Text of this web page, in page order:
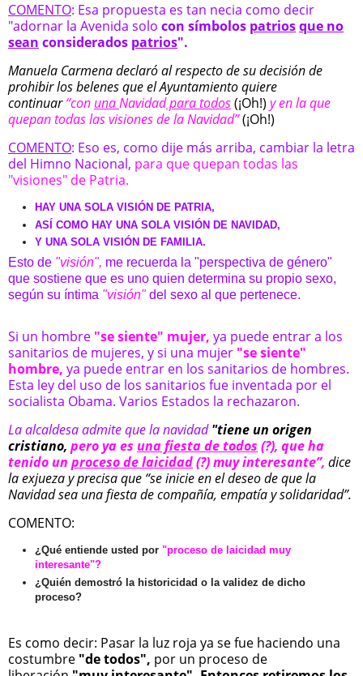
COMENTO: Esa propuesta es tan necia como decir
"adornar la Avenida solo con símbolos patriosque no
sean considerados patrios".
Manuela Carmena declaró al respecto de su decisión de
prohibir los belenes que el Ayuntamiento quiere
continuar“con unaNavidadpara todos(¡Oh!) y en la que
quepan todas las visiones de la Navidad”(¡Oh!)
COMENTO: Eso es, como dije más arriba, cambiar la letra
del Himno Nacional, para que quepan todas las
"visiones" de Patria.
HAY UNA SOLA VISIÓN DE PATRIA,
ASÍ COMO HAY UNA SOLA VISIÓN DE NAVIDAD,
Y UNA SOLA VISIÓN DE FAMILIA.
Esto de "visión", me recuerda la "perspectiva de género"
que sostiene que es uno quien determina su propio sexo,
según su íntima "visión"del sexo al que pertenece.
Si un hombre "se siente" mujer, ya puede entrar a los
sanitarios de mujeres, y si una mujer "se siente"
hombre, ya puede entrar en los sanitarios de hombres.
Esta ley del uso de los sanitarios fue inventada por el
socialista Obama. Varios Estados la rechazaron.
La alcaldesa admite que la navidad"tiene un origen
cristiano, pero ya es una fiesta de todos (?), que ha
tenido un proceso de laicidad(?) muy interesante”, dice
la exjueza y precisa que “se inicie en el deseo de que la
Navidad sea una fiesta de compañía, empatía y solidaridad”.
COMENTO:
¿Qué entiende usted por "proceso de laicidad muy
interesante"?
¿Quién demostró la historicidad o la validez de dicho
proceso?
Es como decir: Pasar la luz roja ya se fue haciendo una
costumbre "de todos", por un proceso de